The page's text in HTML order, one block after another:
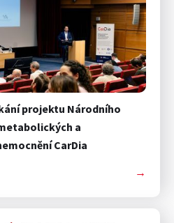
projektu Národního
a
CarDia
→